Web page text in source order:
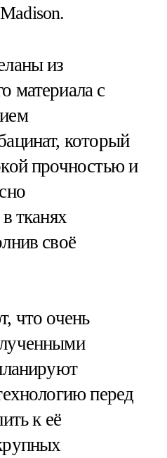
из
материала с
который
прочностью и
тканях
своё
что очень
перед
к её